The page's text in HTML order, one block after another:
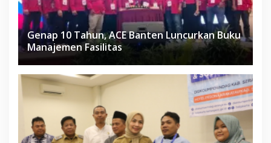
Genap 10 Tahun, ACE Banten Luncurkan Buku
Manajemen Fasilitas